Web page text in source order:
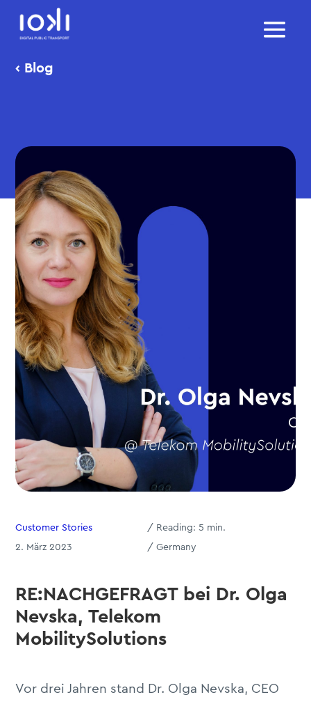
‹ Blog
Customer Stories / Reading: 5 min.
2. März 2023
/ Germany
RE:NACHGEFRAGT bei Dr. Olga
Nevska, Telekom
MobilitySolutions
Vor drei Jahren stand Dr. Olga Nevska, CEO